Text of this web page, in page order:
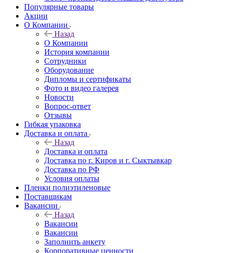
Популярные товары
Акции
О Компании
Назад
О Компании
История компании
Сотрудники
Оборудование
Дипломы и сертификаты
Фото и видео галерея
Новости
Вопрос-ответ
Отзывы
Гибкая упаковка
Доставка и оплата
Назад
Доставка и оплата
Доставка по г. Киров и г. Сыктывкар
Доставка по РФ
Условия оплаты
Пленки полиэтиленовые
Поставщикам
Вакансии
Назад
Вакансии
Вакансии
Заполнить анкету
Корпоративные ценности